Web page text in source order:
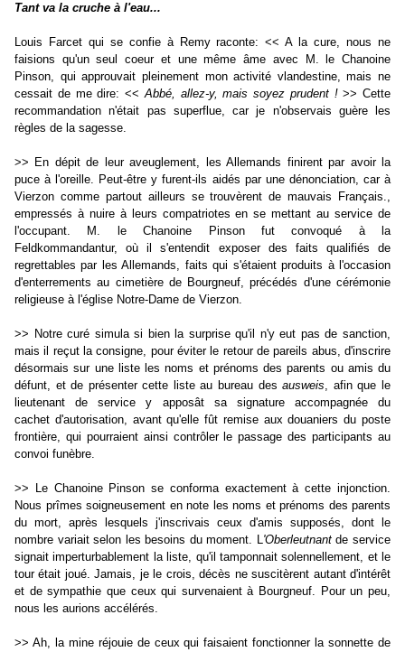
Tant va la cruche à l'eau...
Louis Farcet qui se confie à Remy raconte: << A la cure, nous ne
faisions qu'un seul coeur et une même âme avec M. le Chanoine
Pinson, qui approuvait pleinement mon activité vlandestine, mais ne
cessait de me dire: <<Abbé, allez-y, mais soyez prudent !>> Cette
recommandation n'était pas superflue, car je n'observais guère les
règles de la sagesse.
>> En dépit de leur aveuglement, les Allemands finirent par avoir la
puce à l'oreille. Peut-être y furent-ils aidés par une dénonciation, car à
Vierzon comme partout ailleurs se trouvèrent de mauvais Français.,
empressés à nuire à leurs compatriotes en se mettant au service de
l'occupant. M. le Chanoine Pinson fut convoqué à la
Feldkommandantur, où il s'entendit exposer des faits qualifiés de
regrettables par les Allemands, faits qui s'étaient produits à l'occasion
d'enterrements au cimetière de Bourgneuf, précédés d'une cérémonie
religieuse à l'église Notre-Dame de Vierzon.
>> Notre curé simula si bien la surprise qu'il n'y eut pas de sanction,
mais il reçut la consigne, pour éviter le retour de pareils abus, d'inscrire
désormais sur une liste les noms et prénoms des parents ou amis du
défunt, et de présenter cette liste au bureau desausweis, afin que le
lieutenant de service y apposât sa signature accompagnée du
cachet d'autorisation, avant qu'elle fût remise aux douaniers du poste
frontière, qui pourraient ainsi contrôler le passage des participants au
convoi funèbre.
>> Le Chanoine Pinson se conforma exactement à cette injonction.
Nous prîmes soigneusement en note les noms et prénoms des parents
du mort, après lesquels j'inscrivais ceux d'amis supposés, dont le
nombre variait selon les besoins du moment. L'Oberleutnantde service
signait imperturbablement la liste, qu'il tamponnait solennellement, et le
tour était joué. Jamais, je le crois, décès ne suscitèrent autant d'intérêt
et de sympathie que ceux qui survenaient à Bourgneuf. Pour un peu,
nous les aurions accélérés.
>> Ah, la mine réjouie de ceux qui faisaient fonctionner la sonnette de